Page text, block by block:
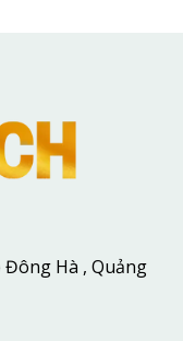
Hà , Quảng